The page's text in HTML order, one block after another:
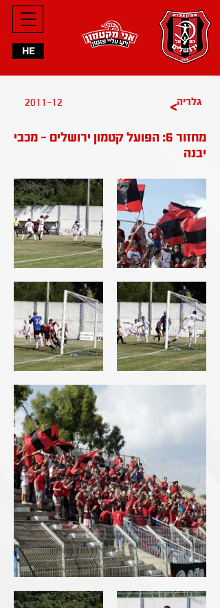
HE
2011-12 >גלריה
מחזור 6: הפועל קטמון ירושלים - מכבי
יבנה